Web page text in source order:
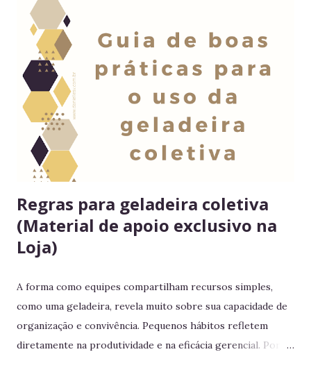
Regras para geladeira coletiva
(Material de apoio exclusivo na
Loja)
A forma como equipes compartilham recursos simples,
como uma geladeira, revela muito sobre sua capacidade de
organização e convivência. Pequenos hábitos refletem
diretamente na produtividade e na eficácia gerencial. Por